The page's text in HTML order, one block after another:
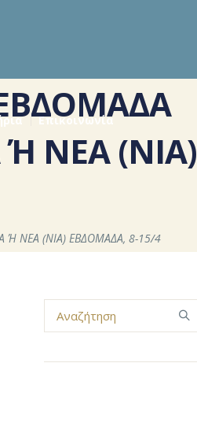
Επικοινωνία
ΝΕΑ (ΝΙΑ)
ΝΕΑ (ΝΙΑ) ΕΒΔΟΜΑΔΑ, 8-15/4